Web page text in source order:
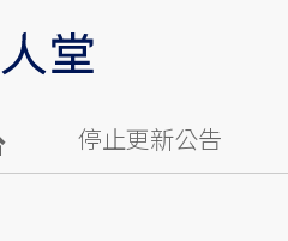
停止更新公告